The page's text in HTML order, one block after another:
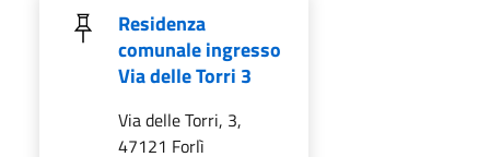
Residenza
comunale ingresso
Via delle Torri 3
Via delle Torri, 3,
47121 Forlì